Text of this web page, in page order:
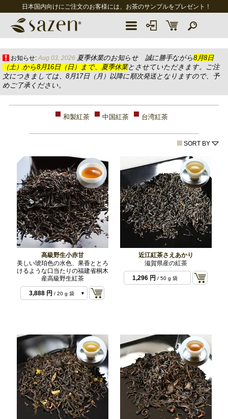
日本国内向けにご注文のお客様には、お茶のサンプルをプレゼント！
お知らせ: Aug 03, 2026 夏季休業のお知らせ 誠に勝手ながら8月8日
（土）から8月16日（日）まで、夏季休業とさせていただきます。ご注
文につきましては、8月17日（月）以降に順次発送となりますので、予
めご了承ください。
和製紅茶 中国紅茶 台湾紅茶
SORT BY
高級野生小赤甘
美しい琥珀色の水色、果香ととろ
けるような口当たりの福建省桐木
産高級野生紅茶
583 円/ 3 g 袋
3,888 円 / 20 g 袋
近江紅茶さえあかり
滋賀県産の紅茶
1,296 円 / 50 g 袋